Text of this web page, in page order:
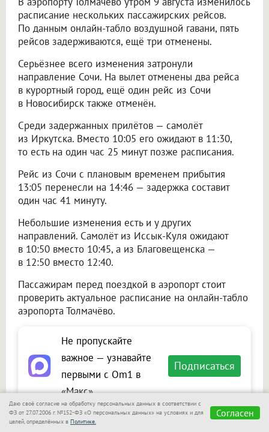
расписание нескольких пассажирских рейсов.
По данным онлайн-табло воздушной гавани, пять
рейсов задерживаются, ещё три отменены.
Серьёзнее всего изменения затронули
направление Сочи. На вылет отменены два рейса
в курортный город, ещё один рейс из Сочи
в Новосибирск также отменён.
Среди задержанных прилётов — самолёт
из Иркутска. Вместо 10:05 его ожидают в 11:30,
то есть на один час 25 минут позже расписания.
Рейс из Сочи с плановым временем прибытия
13:05 перенесли на 14:46 — задержка составит
один час 41 минуту.
Небольшие изменения есть и у других
направлений. Самолёт из Иссык-Куля ожидают
в 10:50 вместо 10:45, а из Благовещенска —
в 12:50 вместо 12:40.
Пассажирам перед поездкой в аэропорт стоит
проверить актуальное расписание на онлайн-табло
аэропорта Толмачёво.
Не пропускайте
важное — узнавайте
первыми с Om1 в
«Макс»
Подписаться
Даю своё согласие на обработку персональных данных в соответствии с
ФЗ от 27.07.2006 г. №152-ФЗ «О персональных данных» на условиях и для
целей, определённых в Политике.
Согласен